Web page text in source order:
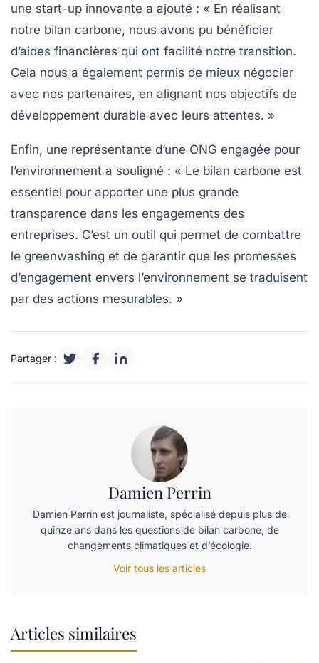
une start-up innovante a ajouté : « En réalisant
notre bilan carbone, nous avons pu bénéficier
d’aides financières qui ont facilité notre transition.
Cela nous a également permis de mieux négocier
avec nos partenaires, en alignant nos objectifs de
développement durable avec leurs attentes. »
Enfin, une représentante d’une ONG engagée pour
l’environnement a souligné : « Le bilan carbone est
essentiel pour apporter une plus grande
transparence dans les engagements des
entreprises. C’est un outil qui permet de combattre
le greenwashing et de garantir que les promesses
d’engagement envers l’environnement se traduisent
par des actions mesurables. »
Partager :
Damien Perrin
Damien Perrin est journaliste, spécialisé depuis plus de
quinze ans dans les questions de bilan carbone, de
changements climatiques et d’écologie.
Voir tous les articles
Articles similaires